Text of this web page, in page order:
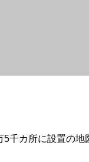
5千カ所に設置の地